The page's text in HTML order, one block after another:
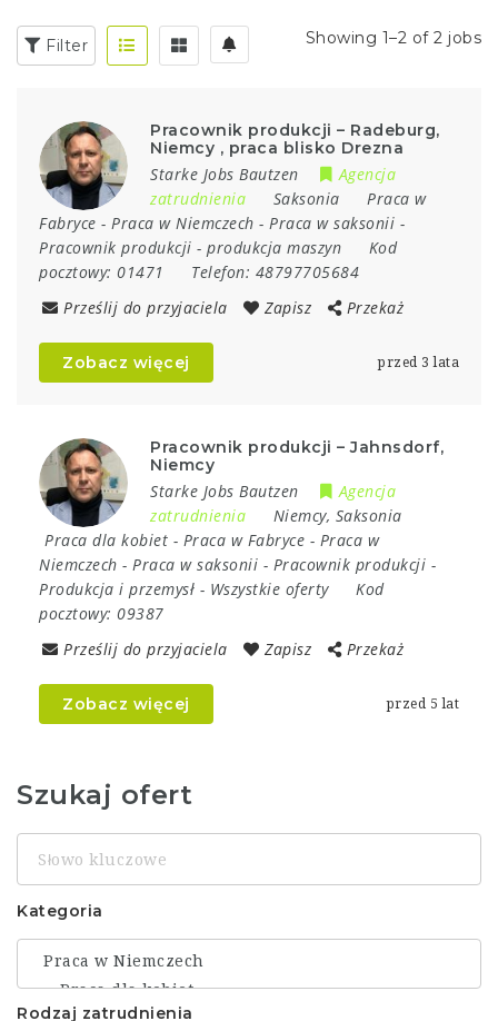
Filter Showing 1–2 of 2 jobs
Pracownik produkcji – Radeburg,
Niemcy , praca blisko Drezna
Starke Jobs Bautzen
Agencja
zatrudnienia
Saksonia
Praca w
Fabryce - Praca w Niemczech - Praca w saksonii -
Pracownik produkcji - produkcja maszyn
Kod
pocztowy: 01471 Telefon: 48797705684
Prześlij do przyjaciela
Zapisz Przekaż
Zobacz więcej przed 3 lata
Pracownik produkcji – Jahnsdorf,
Niemcy
Starke Jobs Bautzen
Agencja
zatrudnienia
Niemcy, Saksonia
Praca dla kobiet - Praca w Fabryce - Praca w
Niemczech - Praca w saksonii - Pracownik produkcji -
Produkcja i przemysł - Wszystkie oferty
Kod
pocztowy: 09387
Prześlij do przyjaciela
Zapisz Przekaż
Zobacz więcej przed 5 lat
Szukaj ofert
Słowo
kluczowe
Kategoria
Rodzaj zatrudnienia